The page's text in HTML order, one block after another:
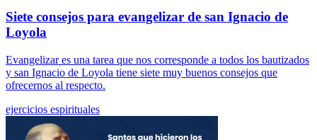
Siete consejos para evangelizar de san Ignacio de
Loyola
Evangelizar es una tarea que nos corresponde a todos los bautizados
y san Ignacio de Loyola tiene siete muy buenos consejos que
ofrecernos al respecto.
ejercicios espirituales